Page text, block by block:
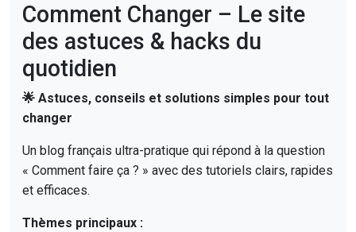
Comment Changer – Le site
des astuces & hacks du
quotidien
🌟 Astuces, conseils et solutions simples pour tout
changer
Un blog français ultra-pratique qui répond à la question
« Comment faire ça ? » avec des tutoriels clairs, rapides
et efficaces.
Thèmes principaux :